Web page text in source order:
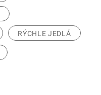
RÝCHLE JEDLÁ